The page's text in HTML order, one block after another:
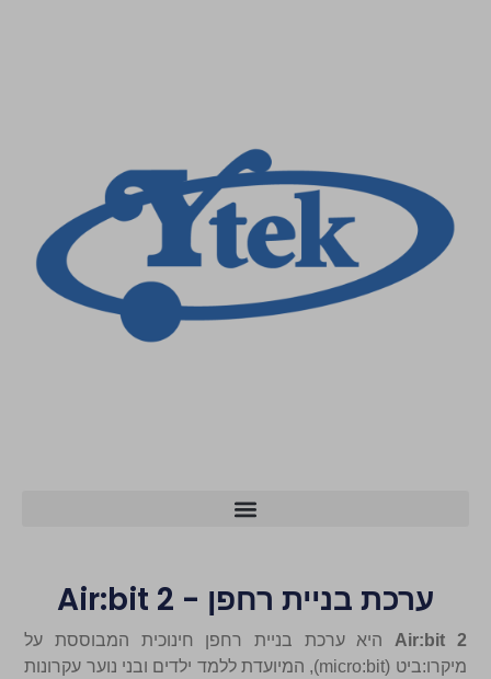
ערכת בניית רחפן - Air:bit 2
Air:bit 2 היא ערכת בניית רחפן חינוכית המבוססת על
מיקרו:ביט (micro:bit), המיועדת ללמד ילדים ובני נוער עקרונות